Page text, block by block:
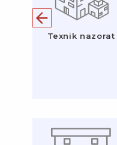
Texnik nazorat